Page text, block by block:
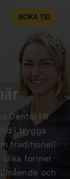
BOKA TID
Dental till
i trygga
traditionell
former
och